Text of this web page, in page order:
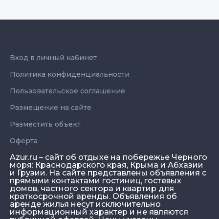
Azur.ru – сайт об отдыхе на побережье Черного
моря: Краснодарского края, Крыма и Абхазии
и Грузии. На сайте представлены объявления с
прямыми контактами гостиниц, гостевых
домов, частного сектора и квартир для
краткосрочной аренды. Объявления об
аренде жилья несут исключительно
информационный характер и не являются
Вход в личный кабинет
Политика конфиденциальности
Пользовательское соглашение
Размещение на сайте
Разместить объект
Оферта